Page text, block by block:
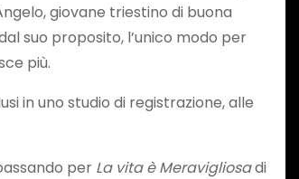
giovane triestino di buona
suo proposito, l’unico modo per
più.
in uno studio di registrazione, alle
per La vita è Meravigliosadi